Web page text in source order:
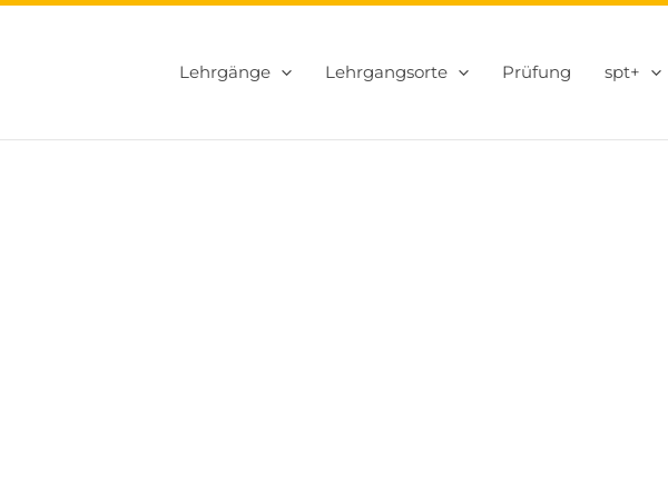
Lehrgänge Lehrgangsorte Prüfung spt+